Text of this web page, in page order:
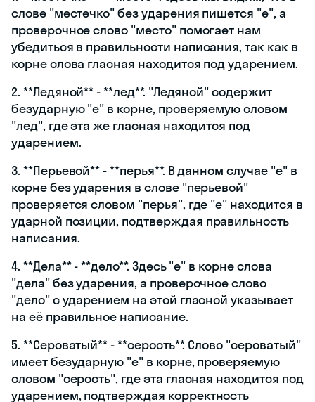
слове "местечко" без ударения пишется "е", а
проверочное слово "место" помогает нам
убедиться в правильности написания, так как в
корне слова гласная находится под ударением.
2. **Ледяной** - **лед**. "Ледяной" содержит
безударную "е" в корне, проверяемую словом
"лед", где эта же гласная находится под
ударением.
3. **Перьевой** - **перья**. В данном случае "е" в
корне без ударения в слове "перьевой"
проверяется словом "перья", где "е" находится в
ударной позиции, подтверждая правильность
написания.
4. **Дела** - **дело**. Здесь "е" в корне слова
"дела" без ударения, а проверочное слово
"дело" с ударением на этой гласной указывает
на её правильное написание.
5. **Сероватый** - **серость**. Слово "сероватый"
имеет безударную "е" в корне, проверяемую
словом "серость", где эта гласная находится под
ударением, подтверждая корректность